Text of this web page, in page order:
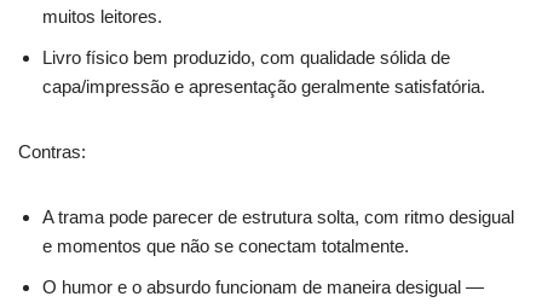
muitos leitores.
Livro físico bem produzido, com qualidade sólida de
capa/impressão e apresentação geralmente satisfatória.
Contras:
A trama pode parecer de estrutura solta, com ritmo desigual
e momentos que não se conectam totalmente.
O humor e o absurdo funcionam de maneira desigual —